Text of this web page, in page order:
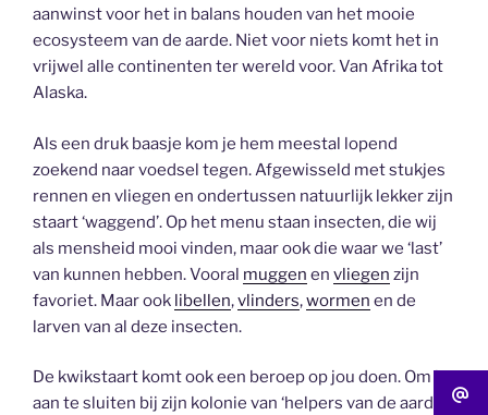
aanwinst voor het in balans houden van het mooie
ecosysteem van de aarde. Niet voor niets komt het in
vrijwel alle continenten ter wereld voor. Van Afrika tot
Alaska.
Als een druk baasje kom je hem meestal lopend
zoekend naar voedsel tegen. Afgewisseld met stukjes
rennen en vliegen en ondertussen natuurlijk lekker zijn
staart ‘waggend’. Op het menu staan insecten, die wij
als mensheid mooi vinden, maar ook die waar we ‘last’
van kunnen hebben. Vooral muggen en vliegen zijn
favoriet. Maar ook libellen,vlinders,wormen en de
larven van al deze insecten.
De kwikstaart komt ook een beroep op jou doen. Om je
aan te sluiten bij zijn kolonie van ‘helpers van de aarde’.